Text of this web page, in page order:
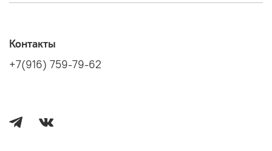
Контакты
+7(916) 759-79-62